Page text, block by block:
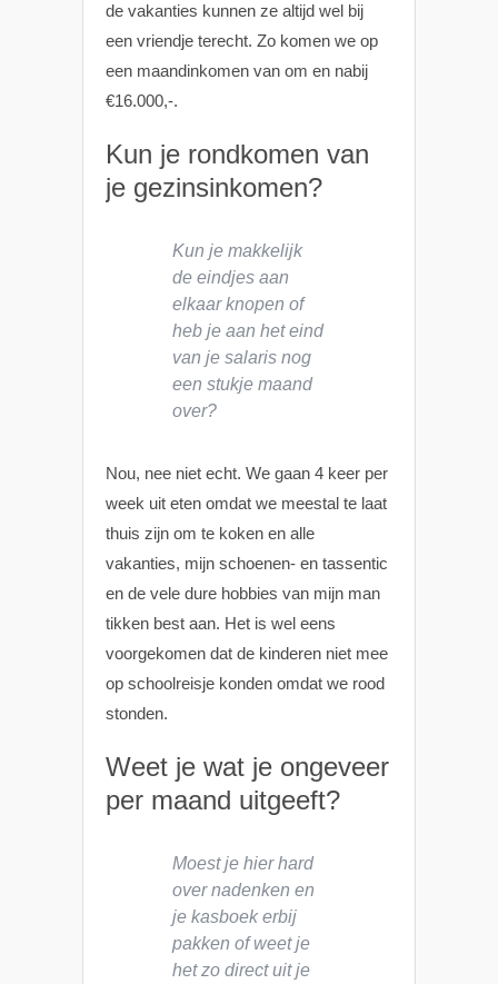
de vakanties kunnen ze altijd wel bij
een vriendje terecht. Zo komen we op
een maandinkomen van om en nabij
€16.000,-.
Kun je rondkomen van
je gezinsinkomen?
Kun je makkelijk
de eindjes aan
elkaar knopen of
heb je aan het eind
van je salaris nog
een stukje maand
over?
Nou, nee niet echt. We gaan 4 keer per
week uit eten omdat we meestal te laat
thuis zijn om te koken en alle
vakanties, mijn schoenen- en tassentic
en de vele dure hobbies van mijn man
tikken best aan. Het is wel eens
voorgekomen dat de kinderen niet mee
op schoolreisje konden omdat we rood
stonden.
Weet je wat je ongeveer
per maand uitgeeft?
Moest je hier hard
over nadenken en
je kasboek erbij
pakken of weet je
het zo direct uit je